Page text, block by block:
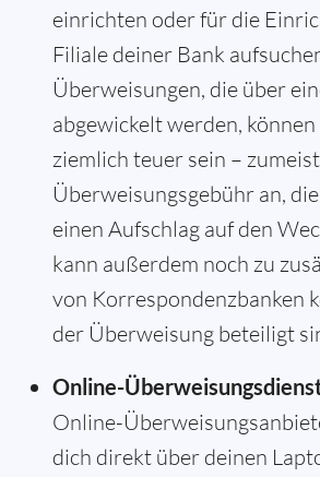
einrichten oder für die
Filiale deiner Bank
Überweisungen, die über
abgewickelt werden,
ziemlich teuer sein –
Überweisungsgebühr an,
einen Aufschlag auf den
kann außerdem noch zu
von Korrespondenzbanken
der Überweisung beteiligt
Online-
Online-
dich direkt über deinen